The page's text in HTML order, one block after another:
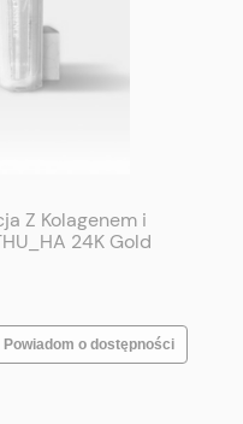
Z Kolagenem i
24K Gold
Powiadom o dostępności